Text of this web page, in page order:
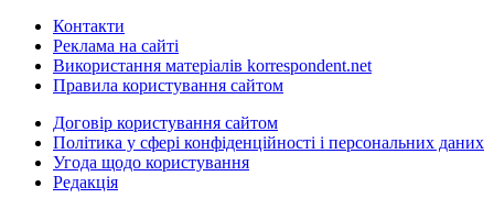
Контакти
Реклама на сайті
Використання матеріалів korrespondent.net
Правила користування сайтом
Договір користування сайтом
Політика у сфері конфіденційності і персональних даних
Угода щодо користування
Редакція